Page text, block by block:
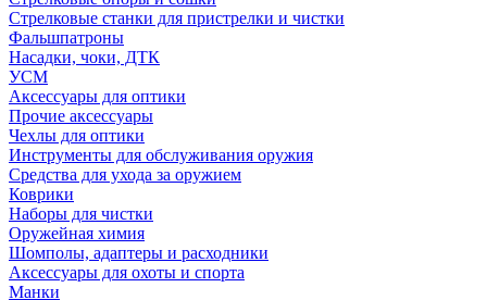
Стрелковые станки для пристрелки и чистки
Фальшпатроны
Насадки, чоки, ДТК
УСМ
Аксессуары для оптики
Прочие аксессуары
Чехлы для оптики
Инструменты для обслуживания оружия
Средства для ухода за оружием
Коврики
Наборы для чистки
Оружейная химия
Шомполы, адаптеры и расходники
Аксессуары для охоты и спорта
Манки